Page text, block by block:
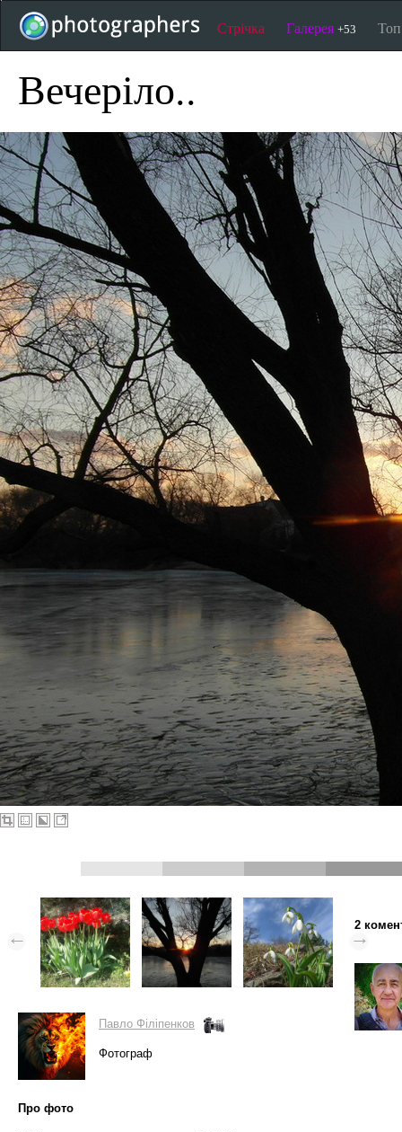
Стрічка Галерея +53
Вечеріло..
Павло Філіпенков
Фотограф
Про фото
2